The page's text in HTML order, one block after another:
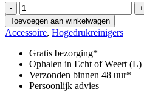
-
Pressure
regulating
jet
pipe
packaged
Po
aantal
+
Toevoegen aan winkelwagen
Accessoire, Hogedrukreinigers
Gratis bezorging*
Ophalen in Echt of Weert (L)
Verzonden binnen 48 uur*
Persoonlijk advies